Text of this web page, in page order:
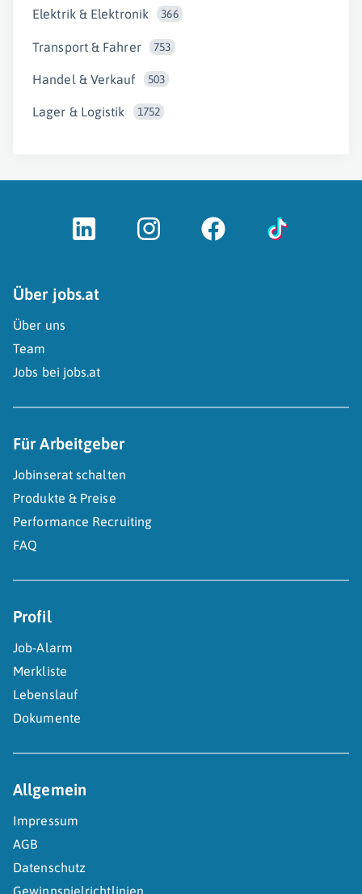
Elektrik & Elektronik 366
Transport & Fahrer 753
Handel & Verkauf 503
Lager & Logistik 1752
Über jobs.at
Über uns
Team
Jobs bei jobs.at
Für Arbeitgeber
Jobinserat schalten
Produkte & Preise
Performance Recruiting
FAQ
Profil
Job-Alarm
Merkliste
Lebenslauf
Dokumente
Allgemein
Impressum
AGB
Datenschutz
Gewinnspielrichtlinien